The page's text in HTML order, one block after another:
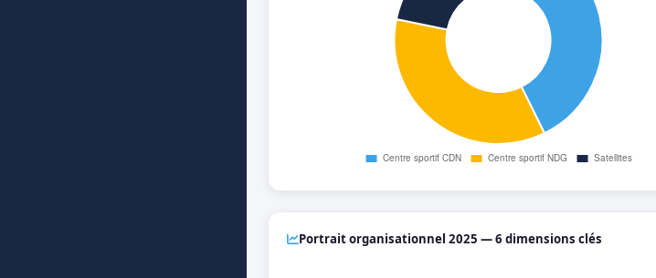
Portrait organisationnel 2025 — 6 dimensions clés